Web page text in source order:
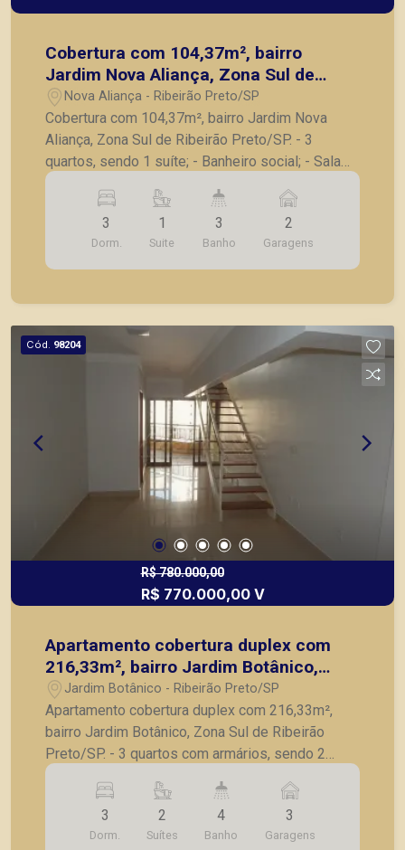
Cobertura com 104,37m², bairro
Jardim Nova Aliança, Zona Sul de
Ribeirão Preto/SP.
Nova Aliança - Ribeirão Preto/SP
Cobertura com 104,37m², bairro Jardim Nova
Aliança, Zona Sul de Ribeirão Preto/SP. - 3
quartos, sendo 1 suíte; - Banheiro social; - Sala
para 2 ambientes; - Cozinha rica em armários; -
Área de serviço; - Banheiro de serviço; - Área
gourmet com churrasqueira; - Piscina; - 2 vagas
de garagem. A Piramid tem como objetivo
atender seus clientes com agilidade e segurança,
de Ribeirão Preto.
3
Dorm.
1
Suite
3
Banho
2
Garagens
Cód. 98204
R$ 780.000,00
R$ 770.000,00 V
Apartamento cobertura duplex com
216,33m², bairro Jardim Botânico,
Zona Sul de Ribeirão Preto/SP.
Jardim Botânico - Ribeirão Preto/SP
Apartamento cobertura duplex com 216,33m²,
bairro Jardim Botânico, Zona Sul de Ribeirão
Preto/SP. - 3 quartos com armários, sendo 2
suítes; - Banheiro social completo; - Sala para 3
ambientes; - Lavabo; - Cozinha com armários
planejados; - Área de serviço; - Varanda gourmet;
- Ofurô; - 3 vagas de garagem. A Piramid tem
3
Dorm.
2
Suítes
4
Banho
3
Garagens